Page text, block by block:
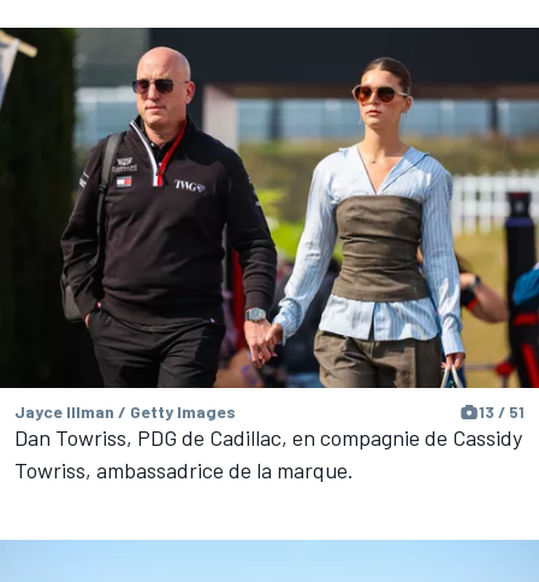
Jayce Illman / Getty Images 13 / 51
Dan Towriss, PDG de Cadillac, en compagnie de Cassidy
Towriss, ambassadrice de la marque.